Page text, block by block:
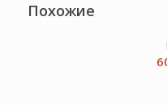
Похожие